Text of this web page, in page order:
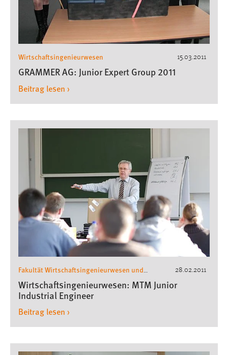
15.03.2011
Wirtschaftsingenieurwesen
GRAMMER AG: Junior Expert Group 2011
Beitrag lesen ›
28.02.2011
Fakultät Wirtschaftsingenieurwesen und
Gesundheit , Wirtschaftsingenieurwesen
Wirtschaftsingenieurwesen: MTM Junior
Industrial Engineer
Beitrag lesen ›